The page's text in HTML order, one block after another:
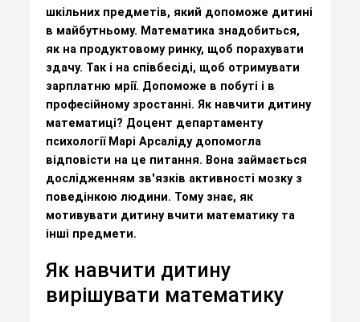
шкільних предметів, який допоможе дитині
в майбутньому. Математика знадобиться,
як на продуктовому ринку, щоб порахувати
здачу. Так і на співбесіді, щоб отримувати
зарплатню мрії. Допоможе в побуті і в
професійному зростанні. Як навчити дитину
математиці? Доцент департаменту
психології Марі Арсаліду допомогла
відповісти на це питання. Вона займається
дослідженням зв'язків активності мозку з
поведінкою людини. Тому знає, як
мотивувати дитину вчити математику та
інші предмети.
Як навчити дитину
вирішувати математику